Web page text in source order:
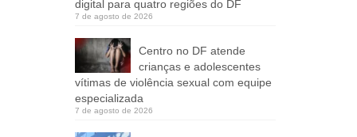
digital para quatro regiões do DF
7 de agosto de 2026
Centro no DF atende
crianças e adolescentes
vítimas de violência sexual com equipe
especializada
7 de agosto de 2026